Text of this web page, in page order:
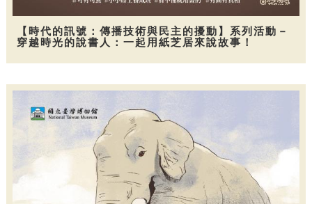
【時代的訊號：傳播技術與民主的擾動】系列活動－
穿越時光的說書人：一起用紙芝居來說故事！